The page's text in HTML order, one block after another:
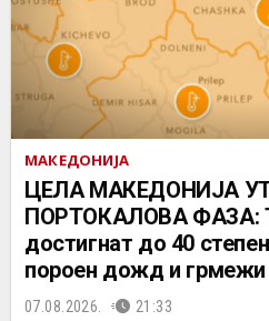
МАКЕДОНИЈА
ЦЕЛА МАКЕДОНИЈА
ПОРТОКАЛОВА ФАЗА:
достигнат до 40
пороен дожд и грмежи
07.08.2026. 21:33